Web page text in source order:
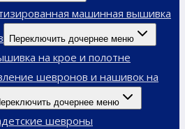
машинная вышивка
Переключить дочернее меню
на крое и полотне
шевронов и нашивок на
дочернее меню
шевроны